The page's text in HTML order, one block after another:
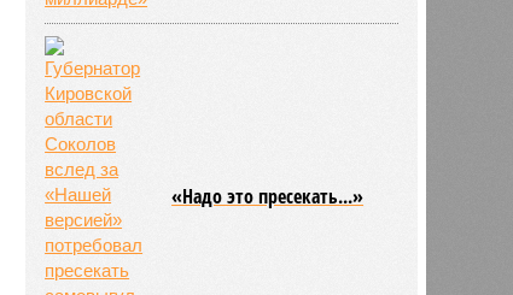
«Надо это пресекать...»